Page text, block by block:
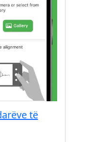
të